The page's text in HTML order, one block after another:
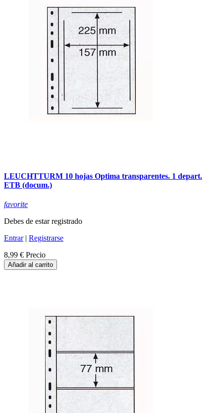
LEUCHTTURM 10 hojas Optima transparentes. 1 depart.
ETB (docum.)
favorite
Debes de estar registrado
Entrar| Registrarse
8,99 € Precio
Añadir al carrito